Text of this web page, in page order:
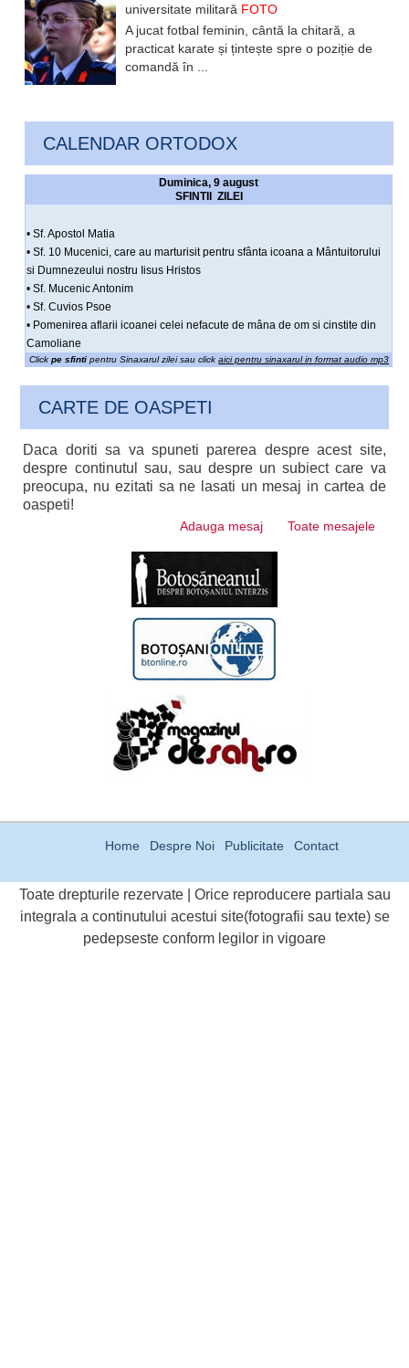
universitate militară FOTO
A jucat fotbal feminin, cântă la chitară, a
practicat karate și țintește spre o poziție de
comandă în ...
CALENDAR ORTODOX
Duminica, 9 august
SFINTII ZILEI
• Sf. Apostol Matia
• Sf. 10 Mucenici, care au marturisit pentru sfânta icoana a Mântuitorului
si Dumnezeului nostru Iisus Hristos
• Sf. Mucenic Antonim
• Sf. Cuvios Psoe
• Pomenirea aflarii icoanei celei nefacute de mâna de om si cinstite din
Camoliane
Click pe sfintipentru Sinaxarul zilei sau click aici pentru sinaxarul in format audio mp3
CARTE DE OASPETI
Daca doriti sa va spuneti parerea despre acest site,
despre continutul sau, sau despre un subiect care va
preocupa, nu ezitati sa ne lasati un mesaj in cartea de
oaspeti!
Adauga mesaj Toate mesajele
Home Despre Noi Publicitate Contact
Toate drepturile rezervate | Orice reproducere partiala sau
integrala a continutului acestui site(fotografii sau texte) se
pedepseste conform legilor in vigoare